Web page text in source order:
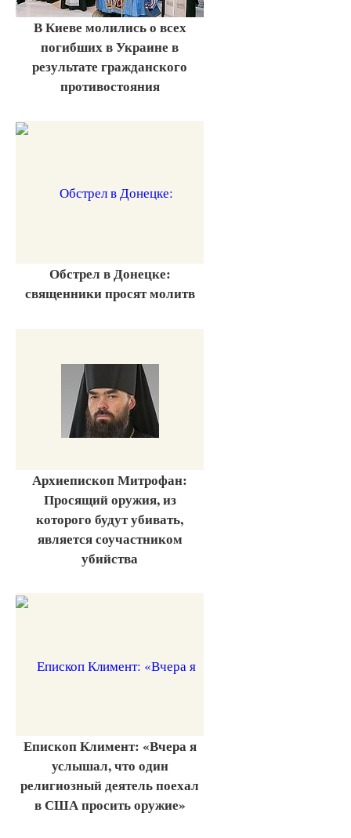
В Киеве молились о всех
погибших в Украине в
результате гражданского
противостояния
Обстрел в Донецке:
священники просят молитв
Архиепископ Митрофан:
Просящий оружия, из
которого будут убивать,
является соучастником
убийства
Епископ Климент: «Вчера я
услышал, что один
религиозный деятель поехал
в США просить оружие»